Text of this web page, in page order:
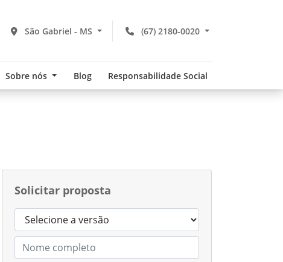
(67) 2180-0020
São Gabriel - MS
Sobre nós Blog Responsabilidade Social
Solicitar proposta